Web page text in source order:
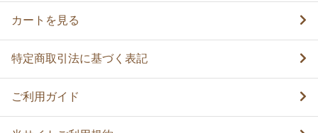
カートを見る
特定商取引法に基づく表記
ご利用ガイド